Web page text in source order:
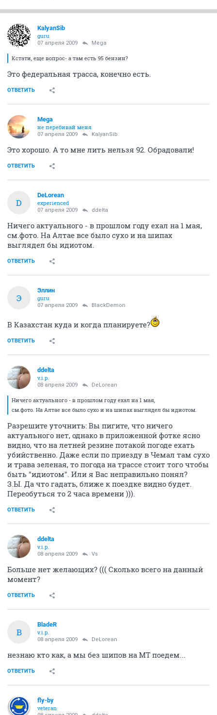
KalyanSib
guru
07 апреля 2009 Mega
Кстати, еще вопрос- а там есть 95 бензин?
Это федеральная трасса, конечно есть.
ОТВЕТИТЬ
Mega
не перебивай меня
07 апреля 2009 KalyanSib
Это хорошо. А то мне лить нельзя 92. Обрадовали!
ОТВЕТИТЬ
D
DeLorean
experienced
07 апреля 2009 ddelta
Ничего актуального - в прошлом году ехал на 1 мая,
см.фото. На Алтае все было сухо и на шипах
выглядел бы идиотом.
ОТВЕТИТЬ
Э
Эллин
guru
07 апреля 2009 BlackDemon
В Казахстан куда и когда планируете?
ОТВЕТИТЬ
ddelta
v.i.p.
08 апреля 2009 DeLorean
Ничего актуального - в прошлом году ехал на 1 мая,
см.фото. На Алтае все было сухо и на шипах выглядел бы идиотом.
Разрешите уточнить: Вы пигите, что ничего
актуального нет, однако в приложенной фотке ясно
видно, что на летней резине потакой погоде ехать
убийственно. Даже если по приезду в Чемал там сухо
и трава зеленая, то погода на трассе стоит того чтобы
быть "идиотом". Или я Вас неправильно понял?
З.Ы. Да что гадать, ближе к поездке видно будет.
Переобуться то 2 часа времени ))).
ОТВЕТИТЬ
ddelta
v.i.p.
08 апреля 2009 Vs
Больше нет желающих? ((( Сколько всего на данный
момент?
ОТВЕТИТЬ
B
BladeR
v.i.p.
08 апреля 2009 DeLorean
незнаю кто как, а мы без шипов на МТ поедем...
ОТВЕТИТЬ
fly-by
veteran